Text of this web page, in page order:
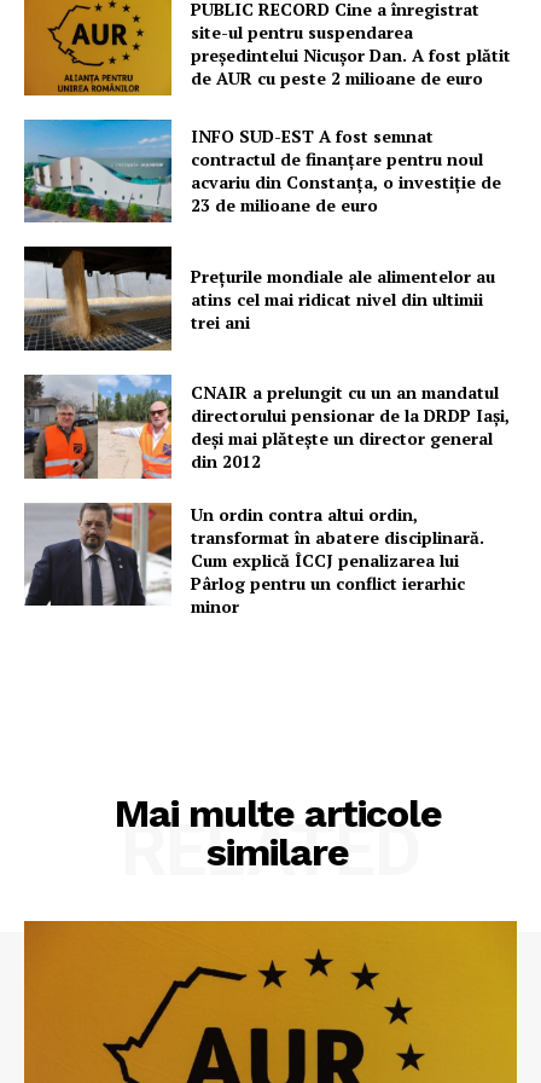
PUBLIC RECORD Cine a înregistrat
site-ul pentru suspendarea
președintelui Nicușor Dan. A fost plătit
de AUR cu peste 2 milioane de euro
INFO SUD-EST A fost semnat
contractul de finanțare pentru noul
acvariu din Constanța, o investiție de
23 de milioane de euro
Prețurile mondiale ale alimentelor au
atins cel mai ridicat nivel din ultimii
trei ani
CNAIR a prelungit cu un an mandatul
directorului pensionar de la DRDP Iași,
deși mai plătește un director general
din 2012
Un ordin contra altui ordin,
transformat în abatere disciplinară.
Cum explică ÎCCJ penalizarea lui
Pârlog pentru un conflict ierarhic
minor
Mai multe articole
similare
RELATED